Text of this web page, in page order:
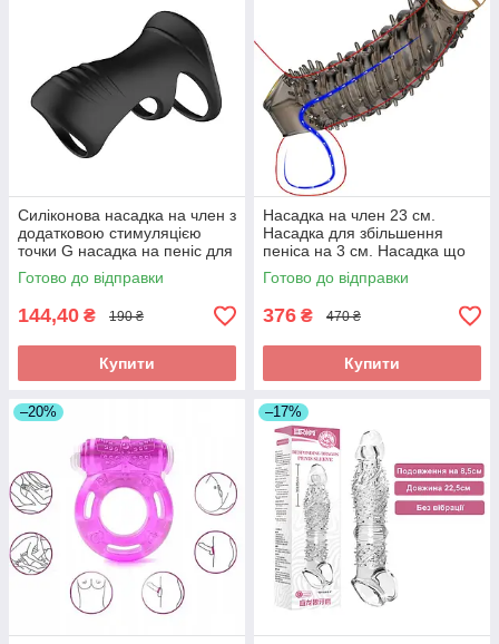
Силіконова насадка на член з
додатковою стимуляцією
точки G насадка на пеніс для
продовження ерекції Чорна
Готово до відправки
144,40 ₴ 190 ₴
Купити
Насадка на член 23 см.
Насадка для збільшення
пеніса на 3 см. Насадка що
збільшує на статевий орган із
вусиками
Готово до відправки
376 ₴ 470 ₴
Купити
–20% –17%